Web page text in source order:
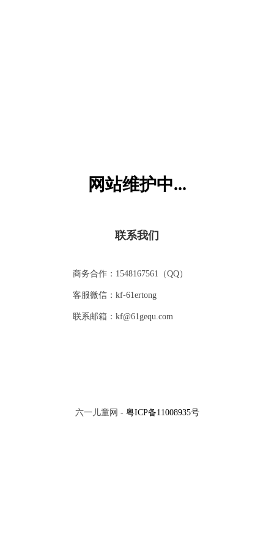
网站维护中...
联系我们
商务合作：1548167561（QQ）
客服微信：kf-61ertong
联系邮箱：kf@61gequ.com
六一儿童网 - 粤ICP备11008935号